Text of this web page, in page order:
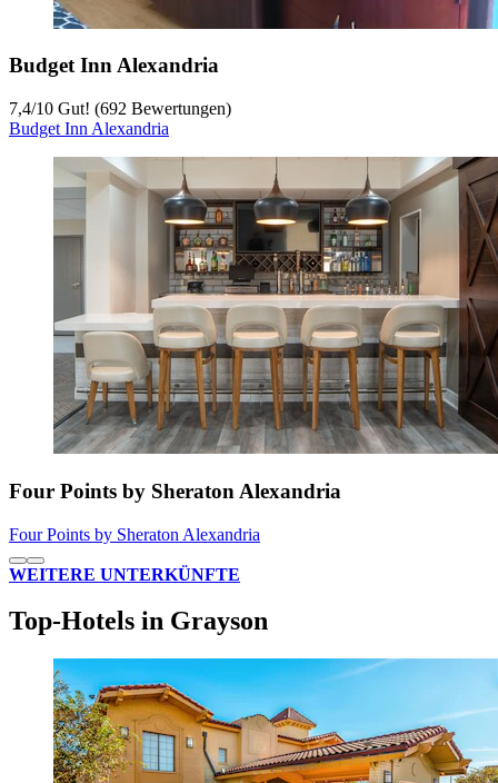
Budget Inn Alexandria
7,4/10 Gut! (692 Bewertungen)
Budget Inn Alexandria
Four Points by Sheraton Alexandria
Four Points by Sheraton Alexandria
WEITERE UNTERKÜNFTE
Top-Hotels in Grayson